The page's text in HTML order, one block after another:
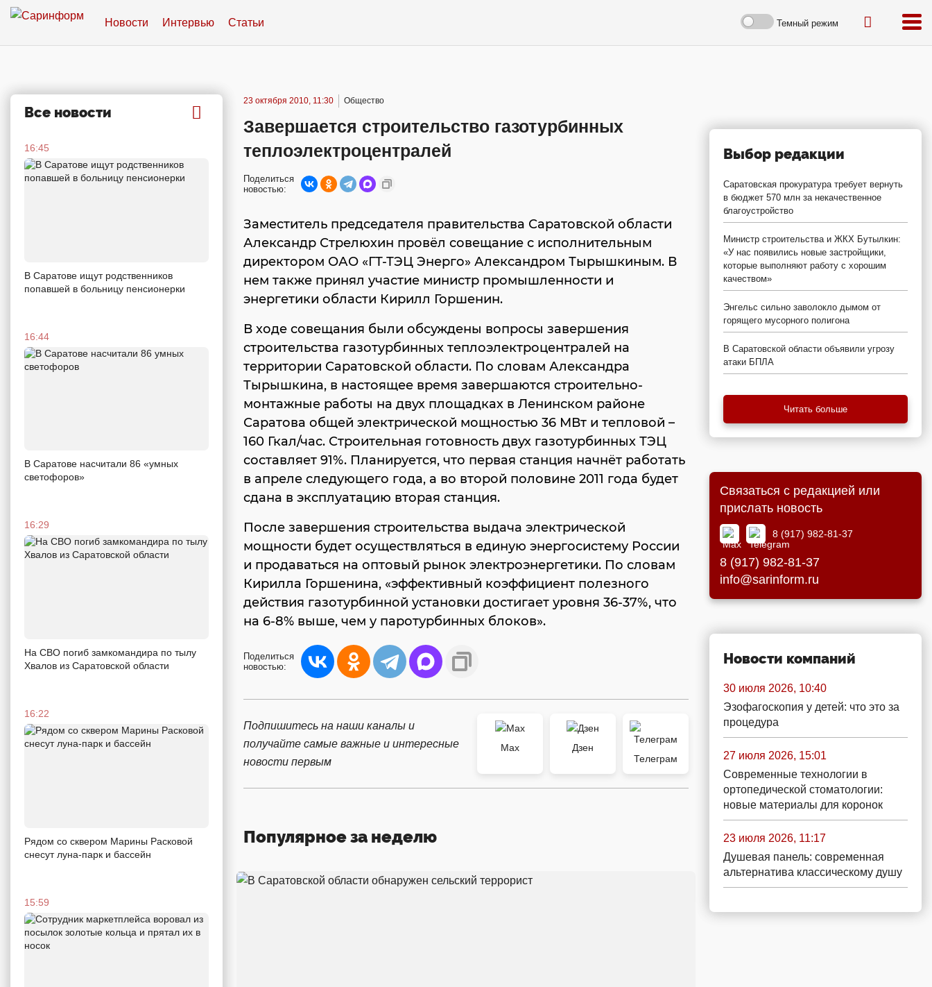
Новости Интервью Статьи Темный режим
Все новости
16:45
В Саратове ищут родственников
попавшей в больницу пенсионерки
16:44
В Саратове насчитали 86 «умных
светофоров»
16:29
На СВО погиб замкомандира по тылу
Хвалов из Саратовской области
16:22
Рядом со сквером Марины Расковой
снесут луна-парк и бассейн
15:59
23 октября 2010, 11:30 Общество
Завершается строительство газотурбинных
теплоэлектроцентралей
Поделиться
новостью:
Заместитель председателя правительства Саратовской области
Александр Стрелюхин провёл совещание с исполнительным
директором ОАО «ГТ-ТЭЦ Энерго» Александром Тырышкиным. В
нем также принял участие министр промышленности и
энергетики области Кирилл Горшенин.
В ходе совещания были обсуждены вопросы завершения
строительства газотурбинных теплоэлектроцентралей на
территории Саратовской области. По словам Александра
Тырышкина, в настоящее время завершаются строительно-
монтажные работы на двух площадках в Ленинском районе
Саратова общей электрической мощностью 36 МВт и тепловой –
160 Гкал/час. Строительная готовность двух газотурбинных ТЭЦ
составляет 91%. Планируется, что первая станция начнёт работать
в апреле следующего года, а во второй половине 2011 года будет
сдана в эксплуатацию вторая станция.
После завершения строительства выдача электрической
мощности будет осуществляться в единую энергосистему России
и продаваться на оптовый рынок электроэнергетики. По словам
Кирилла Горшенина, «эффективный коэффициент полезного
действия газотурбинной установки достигает уровня 36-37%, что
на 6-8% выше, чем у паротурбинных блоков».
Поделиться
новостью:
Подпишитесь на наши каналы и
получайте самые важные и интересные
новости первым
Max
Дзен
Телеграм
Популярное за неделю
Выбор редакции
Саратовская прокуратура требует вернуть
в бюджет 570 млн за некачественное
благоустройство
Министр строительства и ЖКХ Бутылкин:
«У нас появились новые застройщики,
которые выполняют работу с хорошим
качеством»
Энгельс сильно заволокло дымом от
горящего мусорного полигона
В Саратовской области объявили угрозу
атаки БПЛА
Читать больше
Связаться с редакцией или
прислать новость
8 (917) 982-81-37
8 (917) 982-81-37
info@sarinform.ru
Новости компаний
30 июля 2026, 10:40
Эзофагоскопия у детей: что это за
процедура
27 июля 2026, 15:01
Современные технологии в
ортопедической стоматологии:
новые материалы для коронок
23 июля 2026, 11:17
Душевая панель: современная
альтернатива классическому душу